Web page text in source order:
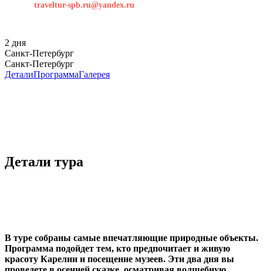
traveltur-spb.ru@yandex.ru
2 дня
Санкт-Петербург
Санкт-Петербург
ДеталиПрограммаГалерея
Детали тура
В туре собраны самые впечатляющие природные объекты.
Программа подойдет тем, кто предпочитает и живую
красоту Карелии и посещение музеев. Эти два дня вы